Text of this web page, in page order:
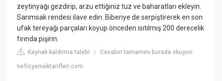
zeytinyağı gezdirip, arzu ettiğiniz tuz ve baharatları ekleyin.
Sarımsak rendesi ilave edin. Biberiye de serpiştirerek en son
ufak tereyağı parçaları koyup önceden ısıtılmış 200 derecelik
fırında pişirin.
Kaynak kaldırma talebi |Cevabın tamamını burada okuyun:
nefisyemektarifleri.com